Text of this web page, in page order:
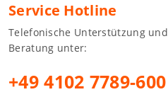
Service Hotline
Telefonische Unterstützung und
Beratung unter:
+49 4102 7789-600